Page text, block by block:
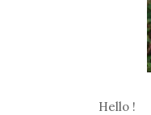
Hello !